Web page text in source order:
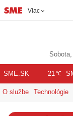
Viac
SME.SK 21℃
O službe Technológie